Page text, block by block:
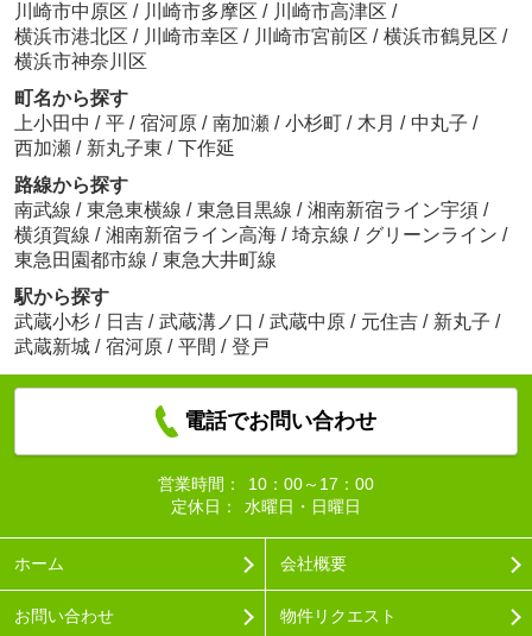
川崎市中原区 / 川崎市多摩区 / 川崎市高津区 /
横浜市港北区 / 川崎市幸区 / 川崎市宮前区 / 横浜市鶴見区 /
横浜市神奈川区
町名から探す
上小田中 / 平 / 宿河原 / 南加瀬 / 小杉町 / 木月 / 中丸子 /
西加瀬 / 新丸子東 / 下作延
路線から探す
南武線 / 東急東横線 / 東急目黒線 / 湘南新宿ライン宇須 /
横須賀線 / 湘南新宿ライン高海 / 埼京線 / グリーンライン /
東急田園都市線 / 東急大井町線
駅から探す
武蔵小杉 / 日吉 / 武蔵溝ノ口 / 武蔵中原 / 元住吉 / 新丸子 /
武蔵新城 / 宿河原 / 平間 / 登戸
電話でお問い合わせ
営業時間：
10：00～17：00
定休日：
水曜日・日曜日
ホーム 会社概要
お問い合わせ 物件リクエスト